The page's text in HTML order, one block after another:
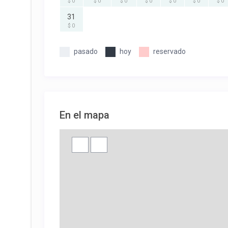
31
$ 0
pasado hoy reservado
En el mapa